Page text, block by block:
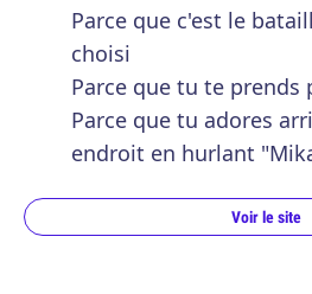
Parce que c'est le
choisi
Parce que tu te prends
Parce que tu adores
endroit en hurlant
Voir le site